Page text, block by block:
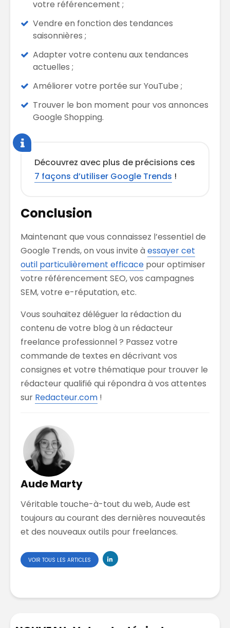
votre référencement ;
Vendre en fonction des tendances
saisonnières ;
Adapter votre contenu aux tendances
actuelles ;
Améliorer votre portée sur YouTube ;
Trouver le bon moment pour vos annonces
Google Shopping.
Découvrez avec plus de précisions ces
7 façons d’utiliser Google Trends !
Conclusion
Maintenant que vous connaissez l’essentiel de
Google Trends, on vous invite à essayer cet
outil particulièrement efficace pour optimiser
votre référencement SEO, vos campagnes
SEM, votre e-réputation, etc.
Vous souhaitez déléguer la rédaction du
contenu de votre blog à un rédacteur
freelance professionnel ? Passez votre
commande de textes en décrivant vos
consignes et votre thématique pour trouver le
rédacteur qualifié qui répondra à vos attentes
sur Redacteur.com !
Aude Marty
Véritable touche-à-tout du web, Aude est
toujours au courant des dernières nouveautés
et des nouveaux outils pour freelances.
VOIR TOUS LES ARTICLES